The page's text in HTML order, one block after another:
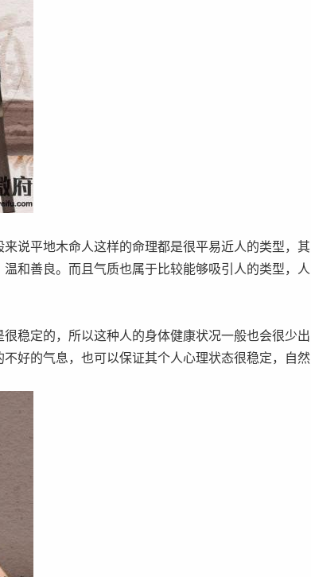
说平地木命人这样的命理都是很平易近人的类型，其
和善良。而且气质也属于比较能够吸引人的类型，人
稳定的，所以这种人的身体健康状况一般也会很少出
好的气息，也可以保证其个人心理状态很稳定，自然